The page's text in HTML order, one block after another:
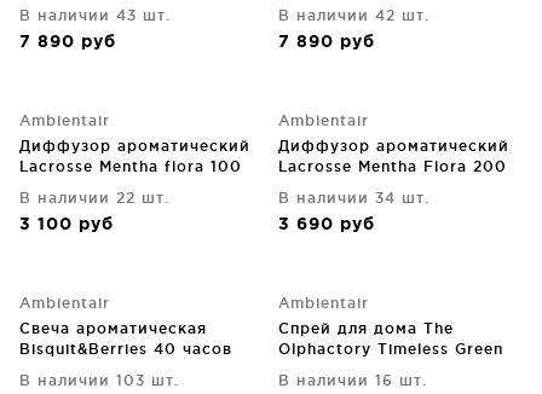
В наличии 43 шт.
7 890 руб
В наличии 42 шт.
7 890 руб
Ambientair
Диффузор ароматический
Lacrosse Mentha flora 100
В наличии 22 шт.
3 100 руб
Ambientair
Диффузор ароматический
Lacrosse Mentha Flora 200
В наличии 34 шт.
3 690 руб
Ambientair
Свеча ароматическая
Bisquit&Berries 40 часов
В наличии 103 шт.
Ambientair
Спрей для дома The
Olphactory Timeless Green
В наличии 16 шт.